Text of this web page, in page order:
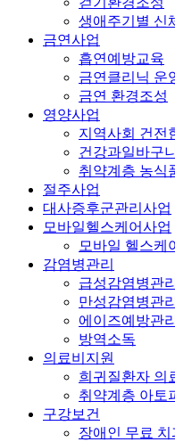
생애주기별 신
금연사업
흡연예방교육
금연클리닉 운
금연 환경조성
영양사업
지역사회 건전
건강과일바구
취약계층 농식
절주사업
대사증후군관리사업
모바일헬스케어사업
모바일 헬스케
감염병관리
급성감염병관리
만성감염병관리
에이즈예방관리
방역소독
의료비지원
희귀질환자 의
취약계층 아토
구강보건
장애인 무료 치